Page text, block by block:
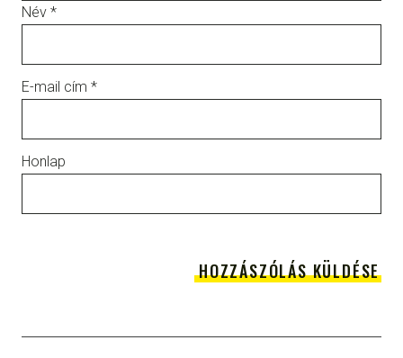
Név *
E-mail cím *
Honlap